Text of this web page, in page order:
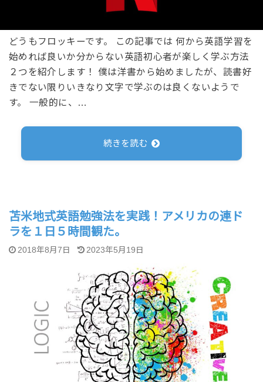
どうもフロッキーです。 この記事では 何から英語学習を
始めれば良いか分からない英語初心者が楽しく学ぶ方法
２つを紹介します！ 僕は洋書から始めましたが、読書好
きでない限りいきなり文字で学ぶのは良くないようで
す。 一般的に、…
続きを読む
苫米地式英語勉強法を実践！アメリカの連ド
ラを１日５時間観た。
2018年8月7日 2023年5月19日